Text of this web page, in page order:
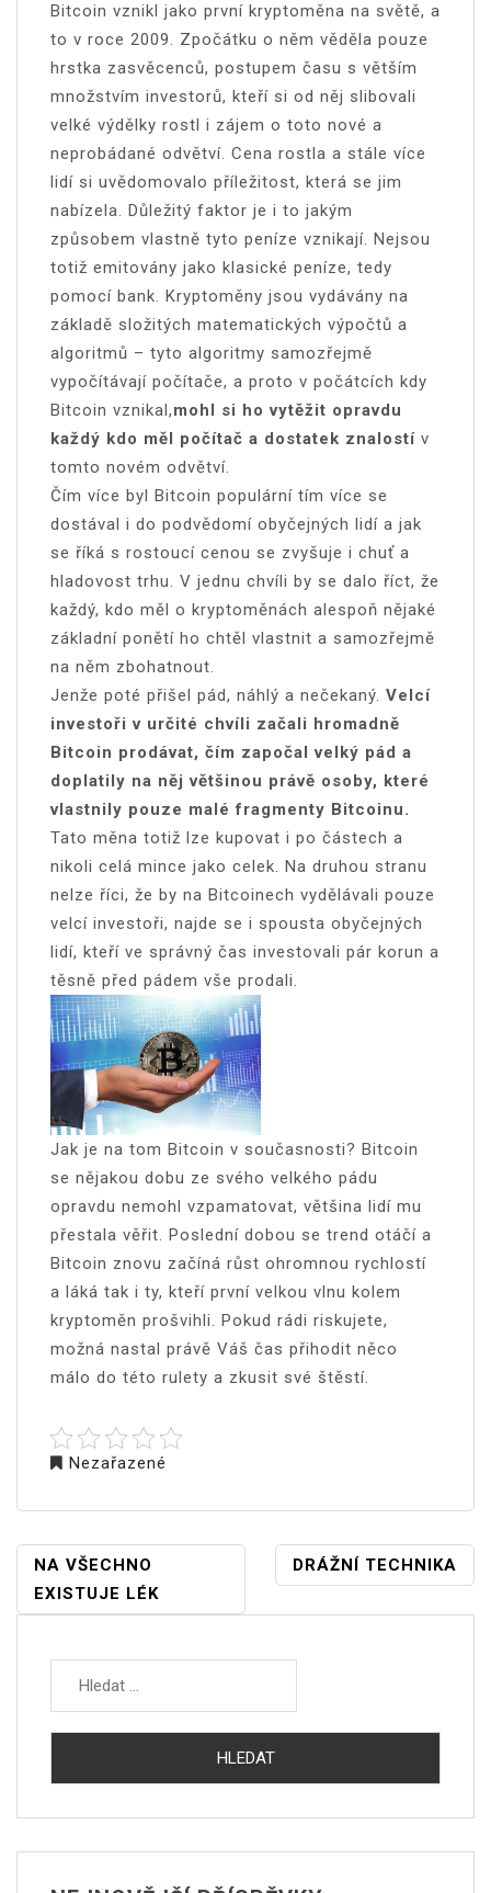
Bitcoin vznikl jako první kryptoměna na světě, a
to v roce 2009. Zpočátku o něm věděla pouze
hrstka zasvěcenců, postupem času s větším
množstvím investorů, kteří si od něj slibovali
velké výdělky rostl i zájem o toto nové a
neprobádané odvětví. Cena rostla a stále více
lidí si uvědomovalo příležitost, která se jim
nabízela. Důležitý faktor je i to jakým
způsobem vlastně tyto peníze vznikají. Nejsou
totiž emitovány jako klasické peníze, tedy
pomocí bank. Kryptoměny jsou vydávány na
základě složitých matematických výpočtů a
algoritmů – tyto algoritmy samozřejmě
vypočítávají počítače, a proto v počátcích kdy
Bitcoin vznikal,mohl si ho vytěžit opravdu
každý kdo měl počítač a dostatek znalostí v
tomto novém odvětví.
Čím více byl Bitcoin populární tím více se
dostával i do podvědomí obyčejných lidí a jak
se říká s rostoucí cenou se zvyšuje i chuť a
hladovost trhu. V jednu chvíli by se dalo říct, že
každý, kdo měl o kryptoměnách alespoň nějaké
základní ponětí ho chtěl vlastnit a samozřejmě
na něm zbohatnout.
Jenže poté přišel pád, náhlý a nečekaný. Velcí
investoři v určité chvíli začali hromadně
Bitcoin prodávat, čím započal velký pád a
doplatily na něj většinou právě osoby, které
vlastnily pouze malé fragmenty Bitcoinu.
Tato měna totiž lze kupovat i po částech a
nikoli celá mince jako celek. Na druhou stranu
nelze říci, že by na Bitcoinech vydělávali pouze
velcí investoři, najde se i spousta obyčejných
lidí, kteří ve správný čas investovali pár korun a
těsně před pádem vše prodali.
Jak je na tom Bitcoin v současnosti? Bitcoin
se nějakou dobu ze svého velkého pádu
opravdu nemohl vzpamatovat, většina lidí mu
přestala věřit. Poslední dobou se trend otáčí a
Bitcoin znovu začíná růst ohromnou rychlostí
a láká tak i ty, kteří první velkou vlnu kolem
kryptoměn prošvihli. Pokud rádi riskujete,
možná nastal právě Váš čas přihodit něco
málo do této rulety a zkusit své štěstí.
Nezařazené
NAVIGACE
PRO
PŘÍSPĚVEK
NA VŠECHNO
EXISTUJE LÉK
DRÁŽNÍ TECHNIKA
Vyhledávání